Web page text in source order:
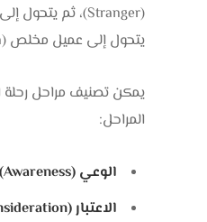
يتحول إلى عميل مخلص (Fan).
يمكن تصنيف مراحل رحلة
المراحل:
الوعي (Awareness)
الاعتبار (Consideration)